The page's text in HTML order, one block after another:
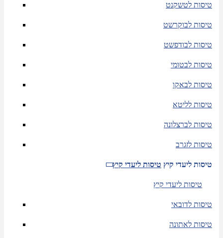
טיסות לטשקנט
טיסות לבוקרשט
טיסות לבודפשט
טיסות לבטומי
טיסות לבאקו
טיסות לליטא
טיסות לברצלונה
טיסות לזגרב
טיסות ליעדי קיץ טיסות ליעדי קיץ
טיסות ליעדי קיץ
טיסות לדובאי
טיסות לאתונה